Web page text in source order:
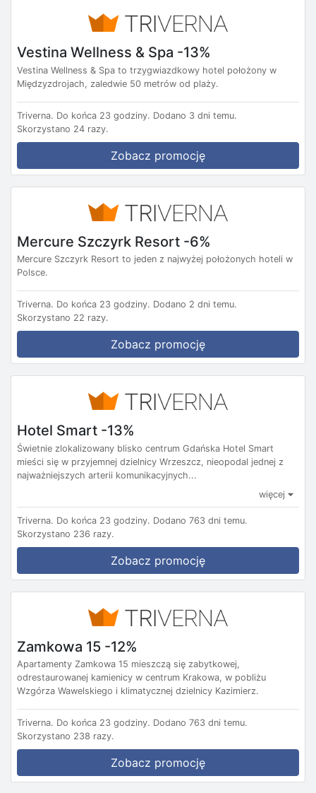
Vestina Wellness & Spa -13%
Vestina Wellness & Spa to trzygwiazdkowy hotel położony w
Międzyzdrojach, zaledwie 50 metrów od plaży.
Triverna. Do końca 23 godziny. Dodano 3 dni temu.
Skorzystano 24 razy.
Zobacz promocję
Mercure Szczyrk Resort -6%
Mercure Szczyrk Resort to jeden z najwyżej położonych hoteli w
Polsce.
Triverna. Do końca 23 godziny. Dodano 2 dni temu.
Skorzystano 22 razy.
Zobacz promocję
Hotel Smart -13%
Świetnie zlokalizowany blisko centrum Gdańska Hotel Smart
mieści się w przyjemnej dzielnicy Wrzeszcz, nieopodal jednej z
najważniejszych arterii komunikacyjnych...
więcej
Triverna. Do końca 23 godziny. Dodano 763 dni temu.
Skorzystano 236 razy.
Zobacz promocję
Zamkowa 15 -12%
Apartamenty Zamkowa 15 mieszczą się zabytkowej,
odrestaurowanej kamienicy w centrum Krakowa, w pobliżu
Wzgórza Wawelskiego i klimatycznej dzielnicy Kazimierz.
Triverna. Do końca 23 godziny. Dodano 763 dni temu.
Skorzystano 238 razy.
Zobacz promocję